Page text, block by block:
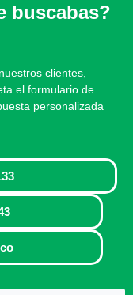
buscabas?
clientes,
el formulario de
personalizada